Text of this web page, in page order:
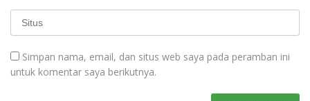
Simpan nama, email, dan situs web saya pada peramban ini
untuk komentar saya berikutnya.